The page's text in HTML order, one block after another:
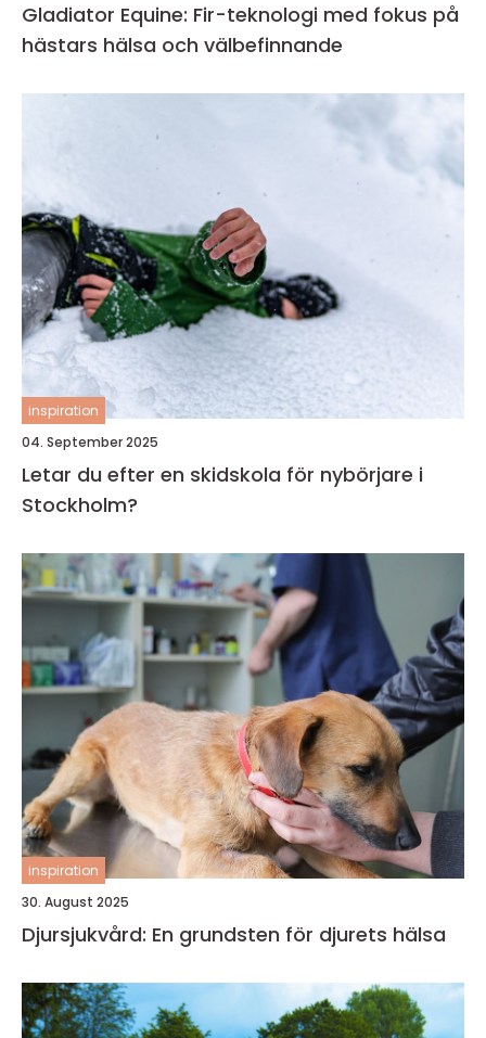
Gladiator Equine: Fir-teknologi med fokus på
hästars hälsa och välbefinnande
inspiration
04. September 2025
Letar du efter en skidskola för nybörjare i
Stockholm?
inspiration
30. August 2025
Djursjukvård: En grundsten för djurets hälsa